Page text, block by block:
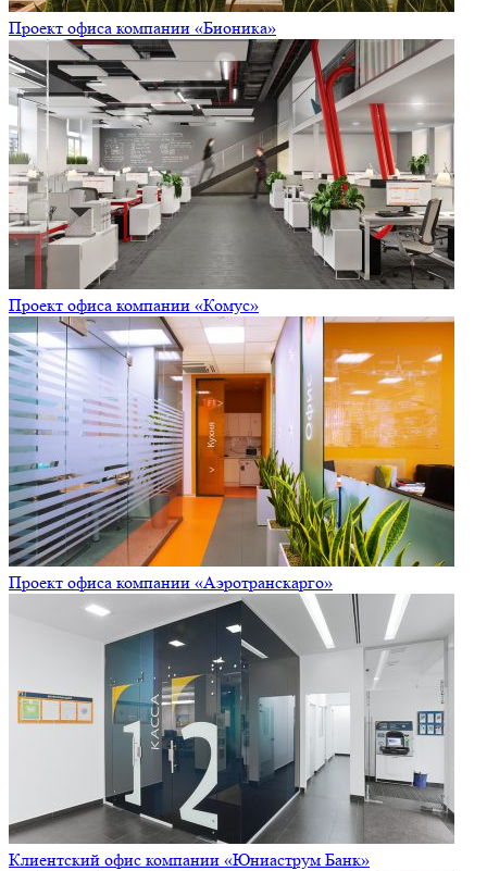
Проект офиса компании «Бионика»
Проект офиса компании «Комус»
Проект офиса компании «Аэротранскарго»
Клиентский офис компании «Юниаструм Банк»